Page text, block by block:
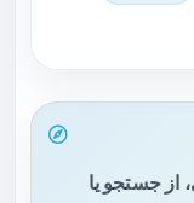
از جستجو یا